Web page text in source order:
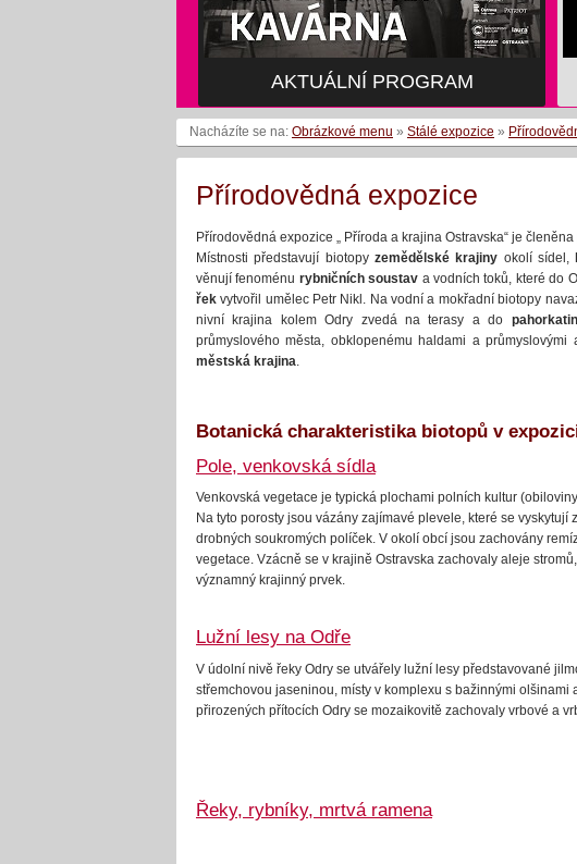
AKTUÁLNÍ PROGRAM
Nacházíte se na: Obrázkové menu » Stálé expozice »
Přírodovědná expozice
Přírodovědná expozice „ Příroda a krajina Ostravska“ je
Místnosti představují biotopy zemědělské krajiny okolí sídel,
věnují fenoménu rybničních soustav a vodních toků, které do
řek vytvořil umělec Petr Nikl. Na vodní a mokřadní biotopy
nivní krajina kolem Odry zvedá na terasy a do pahorkatin
průmyslového města, obklopenému haldami a
městská krajina.
Botanická charakteristika biotopů v
Pole, venkovská sídla
Venkovská vegetace je typická plochami polních kultur
Na tyto porosty jsou vázány zajímavé plevele, které se vyskytují
drobných soukromých políček. V okolí obcí jsou zachovány
vegetace. Vzácně se v krajině Ostravska zachovaly aleje
významný krajinný prvek.
Lužní lesy na Odře
V údolní nivě řeky Odry se utvářely lužní lesy představované
střemchovou jaseninou, místy v komplexu s bažinnými olšinami
přirozených přítocích Odry se mozaikovitě zachovaly vrbové a
Řeky, rybníky, mrtvá ramena